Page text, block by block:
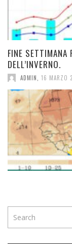
FINE SETTIMANA
DELL’INVERNO.
ADMIN 16 MARZO